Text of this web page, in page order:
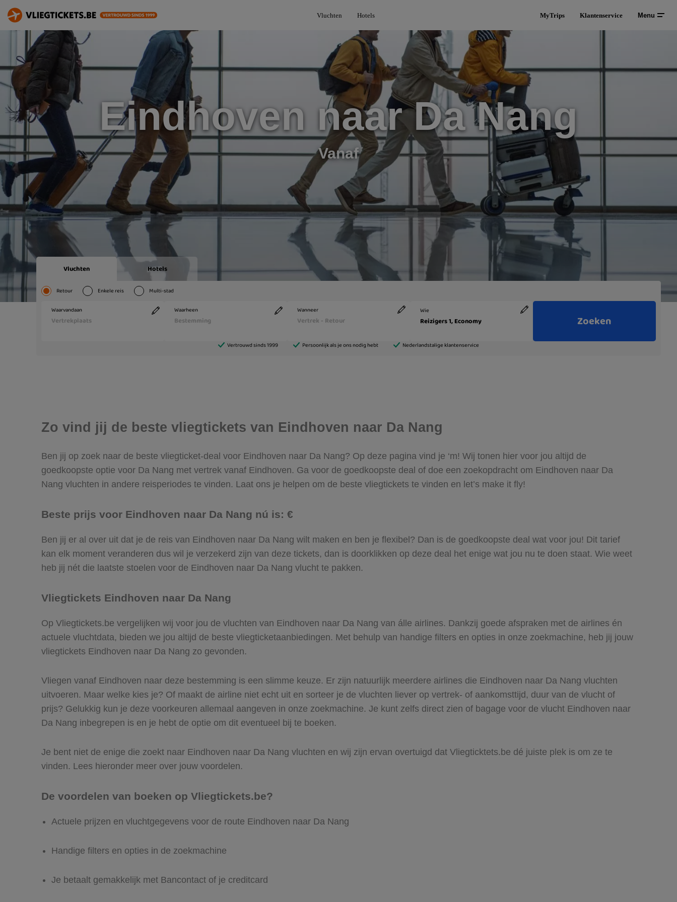
Vluchten Hotels MyTrips Klantenservice Menu
Eindhoven naar Da Nang
Vanaf
Zo vind jij de beste vliegtickets van Eindhoven naar Da Nang
Ben jij op zoek naar de beste vliegticket-deal voor Eindhoven naar Da Nang? Op deze pagina vind je ‘m! Wij tonen hier voor jou altijd de
goedkoopste optie voor Da Nang met vertrek vanaf Eindhoven. Ga voor de goedkoopste deal of doe een zoekopdracht om Eindhoven naar Da
Nang vluchten in andere reisperiodes te vinden. Laat ons je helpen om de beste vliegtickets te vinden en let’s make it fly!
Beste prijs voor Eindhoven naar Da Nang nú is: €
Ben jij er al over uit dat je de reis van Eindhoven naar Da Nang wilt maken en ben je flexibel? Dan is de goedkoopste deal wat voor jou! Dit tarief
kan elk moment veranderen dus wil je verzekerd zijn van deze tickets, dan is doorklikken op deze deal het enige wat jou nu te doen staat. Wie weet
heb jij nét die laatste stoelen voor de Eindhoven naar Da Nang vlucht te pakken.
Vliegtickets Eindhoven naar Da Nang
Op Vliegtickets.be vergelijken wij voor jou de vluchten van Eindhoven naar Da Nang van álle airlines. Dankzij goede afspraken met de airlines én
actuele vluchtdata, bieden we jou altijd de beste vliegticketaanbiedingen. Met behulp van handige filters en opties in onze zoekmachine, heb jij jouw
vliegtickets Eindhoven naar Da Nang zo gevonden.
Vliegen vanaf Eindhoven naar deze bestemming is een slimme keuze. Er zijn natuurlijk meerdere airlines die Eindhoven naar Da Nang vluchten
uitvoeren. Maar welke kies je? Of maakt de airline niet echt uit en sorteer je de vluchten liever op vertrek- of aankomsttijd, duur van de vlucht of
prijs? Gelukkig kun je deze voorkeuren allemaal aangeven in onze zoekmachine. Je kunt zelfs direct zien of bagage voor de vlucht Eindhoven naar
Da Nang inbegrepen is en je hebt de optie om dit eventueel bij te boeken.
Je bent niet de enige die zoekt naar Eindhoven naar Da Nang vluchten en wij zijn ervan overtuigd dat Vliegticktets.be dé juiste plek is om ze te
vinden. Lees hieronder meer over jouw voordelen.
De voordelen van boeken op Vliegtickets.be?
Actuele prijzen en vluchtgegevens voor de route Eindhoven naar Da Nang
Handige filters en opties in de zoekmachine
Je betaalt gemakkelijk met Bancontact of je creditcard